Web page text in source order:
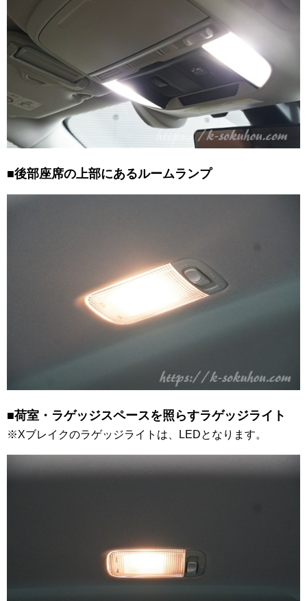
■後部座席の上部にあるルームランプ
■荷室・ラゲッジスペースを照らすラゲッジライト
※Xブレイクのラゲッジライトは、LEDとなります。